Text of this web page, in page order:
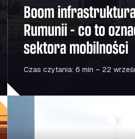
Boom
Rumunii – co to
sektora mobilności
Czas czytania: 6 min – 22
zachować przewagę
Paliwo a napęd elektryczny: